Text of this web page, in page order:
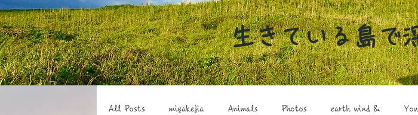
生きている島で
All Posts miyakejia Animals Photos earth wind &